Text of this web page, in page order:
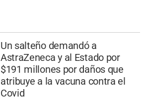
Un salteño demandó a
AstraZeneca y al Estado por
$191 millones por daños que
atribuye a la vacuna contra el
Covid